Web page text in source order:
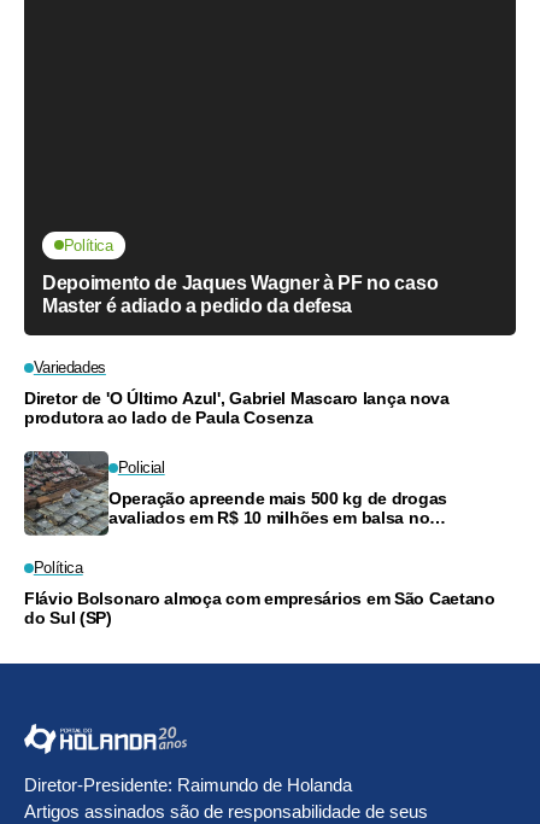
Política
Depoimento de Jaques Wagner à PF no caso
Master é adiado a pedido da defesa
Variedades
Diretor de 'O Último Azul', Gabriel Mascaro lança nova
produtora ao lado de Paula Cosenza
Policial
Operação apreende mais 500 kg de drogas
avaliados em R$ 10 milhões em balsa no
Política
Flávio Bolsonaro almoça com empresários em São Caetano
do Sul (SP)
Diretor-Presidente: Raimundo de Holanda
Artigos assinados são de responsabilidade de seus